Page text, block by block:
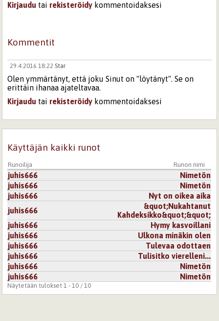
Kirjaudu tai rekisteröidy kommentoidaksesi
Kommentit
29.4.2016 18:22 Star
Olen ymmärtänyt, että joku Sinut on "löytänyt". Se on
erittäin ihanaa ajateltavaa.
Kirjaudu tai rekisteröidy kommentoidaksesi
Käyttäjän kaikki runot
Runoilija Runon nimi
juhis666
Nimetön
juhis666
Nimetön
juhis666
Nyt on oikea aika
juhis666
&quot;Nukahtanut
Kahdeksikko&quot;&quot;
juhis666
Hymy kasvoillani
juhis666
Ulkona minäkin olen
juhis666
Tulevaa odottaen
juhis666
Tulisitko vierelleni...
juhis666
Nimetön
juhis666
Nimetön
Näytetään tulokset 1 - 10 / 10